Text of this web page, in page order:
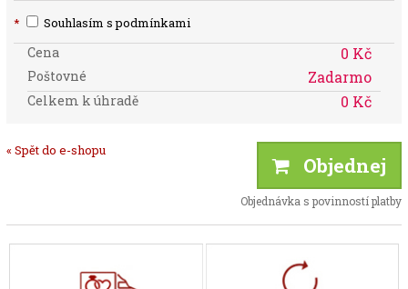
* Souhlasím s podmínkami
Cena 0 Kč
Poštovné Zadarmo
Celkem k úhradě 0 Kč
« Spět do e-shopu
Objednej
Objednávka s povinností platby